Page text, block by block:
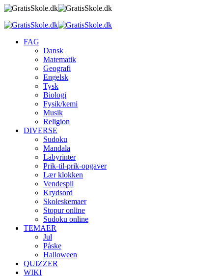
FAG
Dansk
Matematik
Geografi
Engelsk
Tysk
Biologi
Fysik/kemi
Musik
Religion
DIVERSE
Sudoku
Mandala
Labyrinter
Prik-til-prik-opgaver
Lær klokken
Vendespil
Krydsord
Skoleskemaer
Stopur online
Sudoku online
TEMAER
Jul
Påske
Halloween
QUIZZER
WIKI